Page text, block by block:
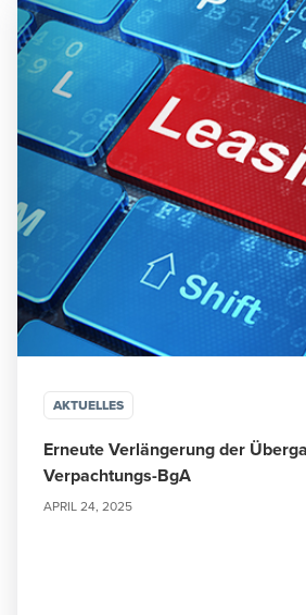
AKTUELLES
Erneute Verlängerung der
Verpachtungs-BgA
APRIL 24, 2025